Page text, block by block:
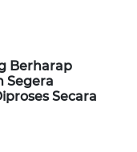
Berharap
Segera
Secara